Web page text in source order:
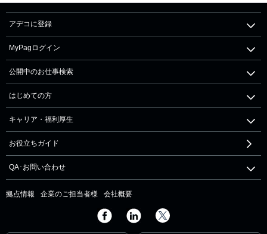
アデコに登録
MyPagログイン
公開中のお仕事検索
はじめての方
キャリア・福利厚生
お役立ちガイド
QA･お問い合わせ
拠点情報 企業のご担当者様 会社概要